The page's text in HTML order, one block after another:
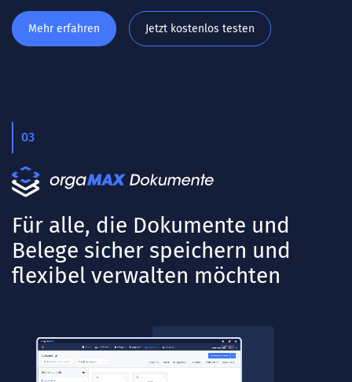
Mehr erfahren Jetzt kostenlos testen
03
Für alle, die Dokumente und
Belege sicher speichern und
flexibel verwalten möchten